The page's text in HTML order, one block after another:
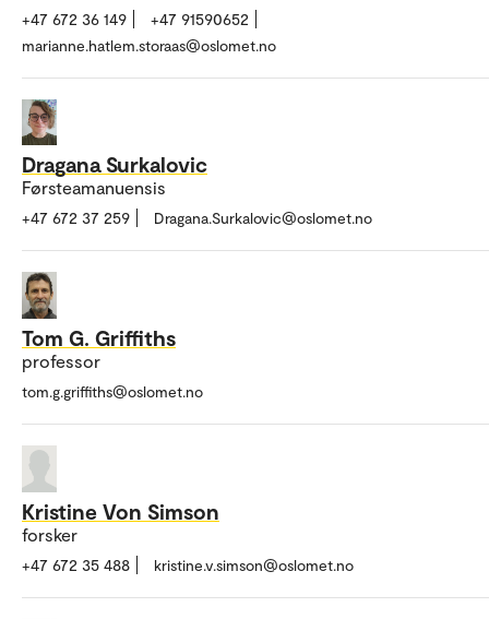
+47 672 36 149
+47 91590652
marianne.hatlem.storaas@oslomet.no
Dragana Surkalovic
Førsteamanuensis
+47 672 37 259 Dragana.Surkalovic@oslomet.no
Tom G. Griffiths
professor
tom.g.griffiths@oslomet.no
Kristine Von Simson
forsker
+47 672 35 488 kristine.v.simson@oslomet.no